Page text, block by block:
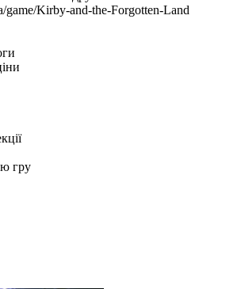
game/Kirby-and-the-Forgotten-Land
гру